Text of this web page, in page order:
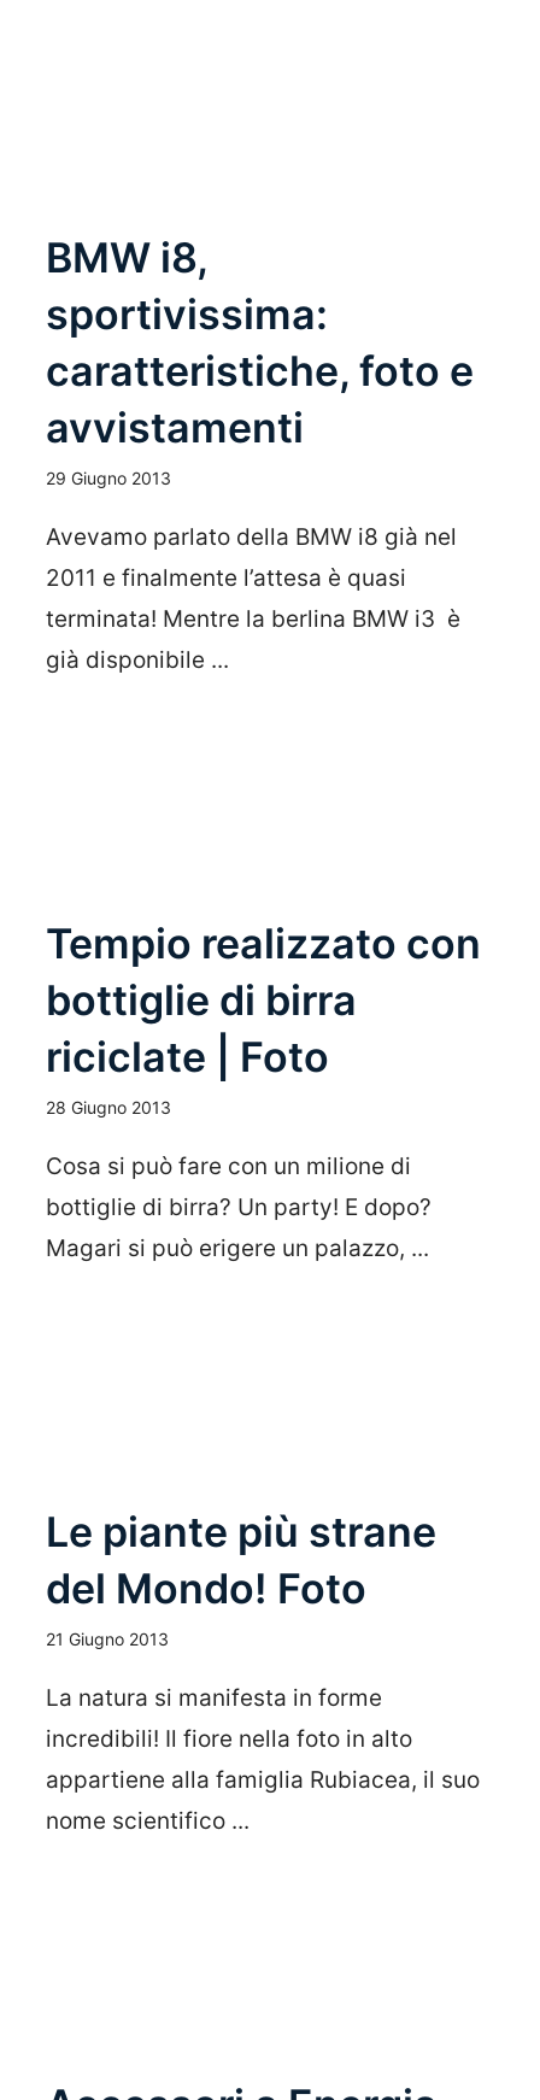
BMW i8,
sportivissima:
caratteristiche, foto e
avvistamenti
29 Giugno 2013
Avevamo parlato della BMW i8 già nel
2011 e finalmente l’attesa è quasi
terminata! Mentre la berlina BMW i3 è
già disponibile ...
Tempio realizzato con
bottiglie di birra
riciclate | Foto
28 Giugno 2013
Cosa si può fare con un milione di
bottiglie di birra? Un party! E dopo?
Magari si può erigere un palazzo, ...
Le piante più strane
del Mondo! Foto
21 Giugno 2013
La natura si manifesta in forme
incredibili! Il fiore nella foto in alto
appartiene alla famiglia Rubiacea, il suo
nome scientifico ...